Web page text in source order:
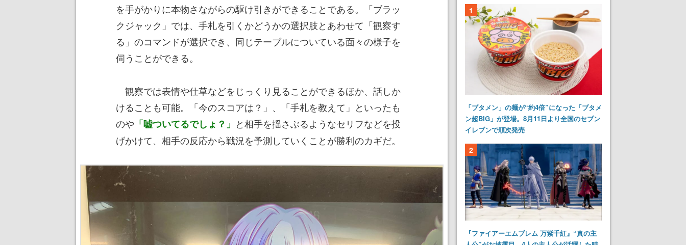
を手がかりに本物さながらの駆け引きができることである。「ブラッ
クジャック」では、手札を引くかどうかの選択肢とあわせて「観察す
る」のコマンドが選択でき、同じテーブルについている面々の様子を
伺うことができる。
観察では表情や仕草などをじっくり見ることができるほか、話しか
けることも可能。「今のスコアは？」、「手札を教えて」といったも
のや 「嘘ついてるでしょ？」 と相手を揺さぶるようなセリフなどを投
げかけて、相手の反応から戦況を予測していくことが勝利のカギだ。
1
「ブタメン」の麺が“約4倍”になった「ブタメ
ン超BIG」が登場。8月11日より全国のセブン
イレブンで順次発売
2
『ファイアーエムブレム 万紫千紅』“真の主